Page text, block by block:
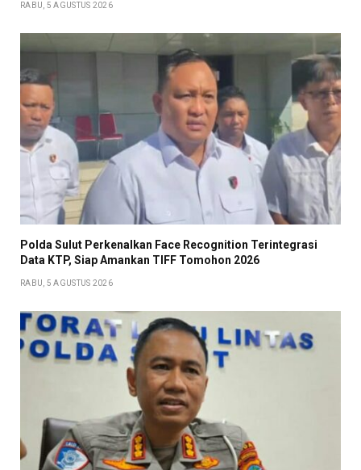
RABU, 5 AGUSTUS 2026
Polda Sulut Perkenalkan Face Recognition Terintegrasi
Data KTP, Siap Amankan TIFF Tomohon 2026
RABU, 5 AGUSTUS 2026